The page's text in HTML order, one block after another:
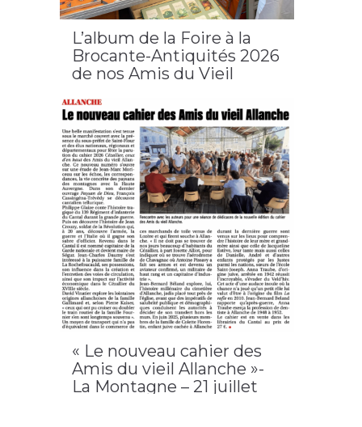
L’album de la Foire à la
Brocante-Antiquités 2026
de nos Amis du Vieil
2026,Allanche,cantal,cézallier,foire à la brocante
et antiquité
« Le nouveau cahier des
Amis du vieil Allanche »-
La Montagne – 21 juillet